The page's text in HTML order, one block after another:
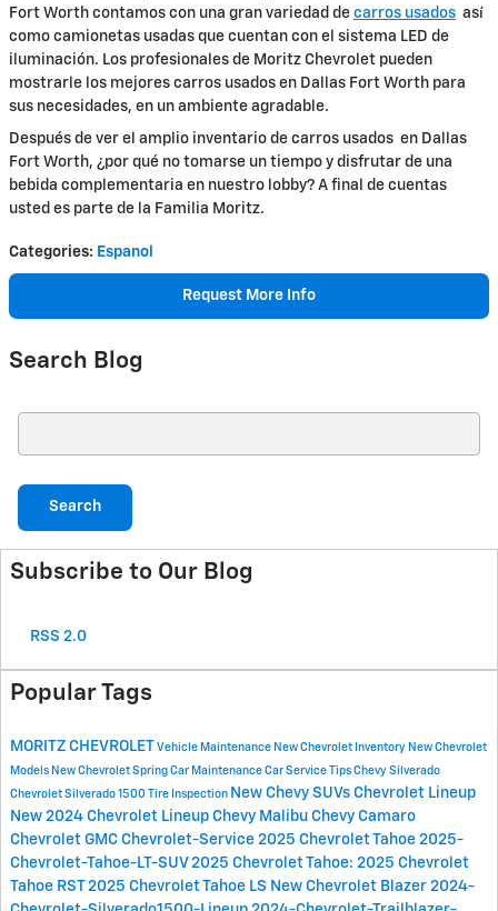
Fort Worth contamos con una gran variedad de carros usados así
como camionetas usadas que cuentan con el sistema LED de
iluminación. Los profesionales de Moritz Chevrolet pueden
mostrarle los mejores carros usados en Dallas Fort Worth para
sus necesidades, en un ambiente agradable.
Después de ver el amplio inventario de carros usados en Dallas
Fort Worth, ¿por qué no tomarse un tiempo y disfrutar de una
bebida complementaria en nuestro lobby? A final de cuentas
usted es parte de la Familia Moritz.
Categories: Espanol
Request More Info
Search Blog
Search
Subscribe to Our Blog
RSS 2.0
Popular Tags
MORITZ CHEVROLET Vehicle Maintenance New Chevrolet Inventory New Chevrolet
Models New Chevrolet Spring Car Maintenance Car Service Tips Chevy Silverado
Chevrolet Silverado 1500 Tire Inspection New Chevy SUVs Chevrolet Lineup
New 2024 Chevrolet Lineup Chevy Malibu Chevy Camaro
Chevrolet GMC Chevrolet-Service 2025 Chevrolet Tahoe 2025-
Chevrolet-Tahoe-LT-SUV2025 Chevrolet Tahoe: 2025 Chevrolet
Tahoe RST2025 Chevrolet Tahoe LS New Chevrolet Blazer 2024-